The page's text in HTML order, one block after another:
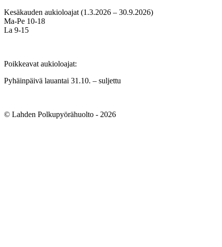
Kesäkauden aukioloajat (1.3.2026 – 30.9.2026)
Ma-Pe 10-18
La 9-15
Poikkeavat aukioloajat:
Pyhäinpäivä lauantai 31.10. – suljettu
© Lahden Polkupyörähuolto - 2026